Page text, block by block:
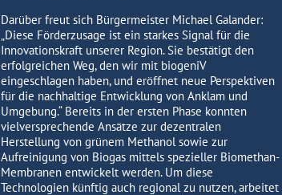
Darüber freut sich Bürgermeister Michael Galander:
„Diese Förderzusage ist ein starkes Signal für die
Innovationskraft unserer Region. Sie bestätigt den
erfolgreichen Weg, den wir mit biogeniV
eingeschlagen haben, und eröffnet neue Perspektiven
für die nachhaltige Entwicklung von Anklam und
Umgebung.“ Bereits in der ersten Phase konnten
vielversprechende Ansätze zur dezentralen
Herstellung von grünem Methanol sowie zur
Aufreinigung von Biogas mittels spezieller Biomethan-
Membranen entwickelt werden. Um diese
Technologien künftig auch regional zu nutzen, arbeitet